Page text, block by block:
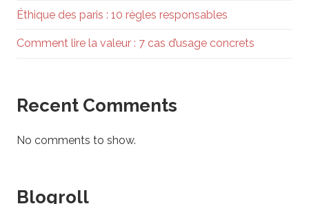
Éthique des paris : 10 règles responsables
Comment lire la valeur : 7 cas d’usage concrets
Recent Comments
No comments to show.
Blogroll